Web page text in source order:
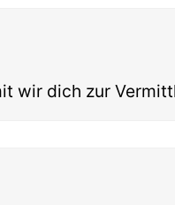
wir dich zur